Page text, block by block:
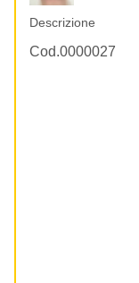
Descrizione
Cod.0000027